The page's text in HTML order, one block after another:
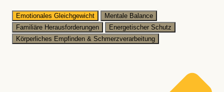
Emotionales Gleichgewicht
Mentale Balance
Familiäre Herausforderungen
Energetischer Schutz
Körperliches Empfinden & Schmerzverarbeitung